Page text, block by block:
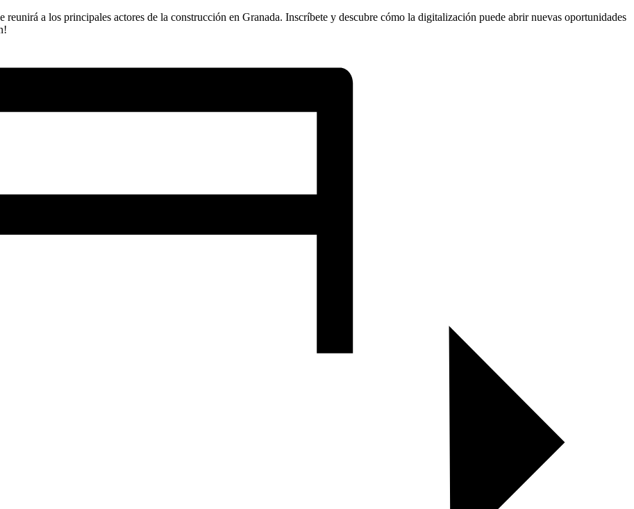
a los principales actores de la construcción en Granada. Inscríbete y descubre cómo la digitalización puede abrir nuevas oportunidades